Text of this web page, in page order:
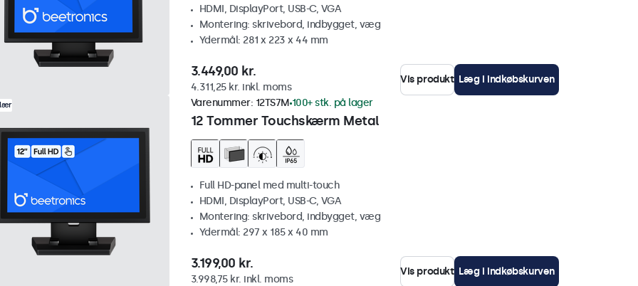
HDMI, DisplayPort, USB-C, VGA
Montering: skrivebord, indbygget, væg
Ydermål: 281 x 223 x 44 mm
3.449,00 kr.
4.311,25 kr. inkl. moms
Vis produkt Læg i indkøbskurven
12 Tommer Touchskærm Metal
Varenummer: 12TS7M 100+ stk. på lager
Full HD-panel med multi-touch
HDMI, DisplayPort, USB-C, VGA
Montering: skrivebord, indbygget, væg
Ydermål: 297 x 185 x 40 mm
3.199,00 kr.
3.998,75 kr. inkl. moms
Vis produkt Læg i indkøbskurven